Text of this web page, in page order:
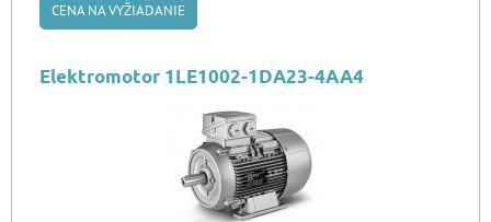
CENA NA VYŽIADANIE
Elektromotor 1LE1002-1DA23-4AA4